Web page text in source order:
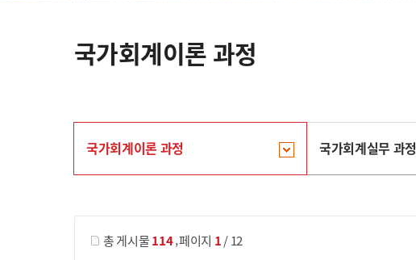
국가회계이론 과정
국가회계이론 과정 국가회계실무 과정
총 게시물114,페이지 1/ 12